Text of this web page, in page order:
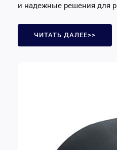
и надежные решения для
ЧИТАТЬ ДАЛЕЕ>>